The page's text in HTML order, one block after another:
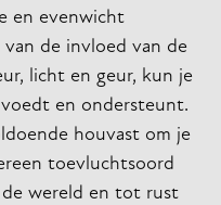
en evenwicht
de invloed van de
licht en geur, kun je
en ondersteunt.
houvast om je
toevluchtsoord
wereld en tot rust